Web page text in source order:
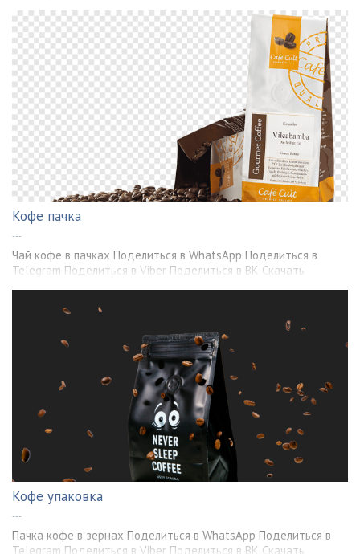
Кофе пачка
---
Чай кофе в пачках Поделиться в WhatsApp Поделиться в
Telegram Поделиться в Viber Поделиться в ВК Скачать
Кофе упаковка
---
Пачка кофе в зернах Поделиться в WhatsApp Поделиться в
Telegram Поделиться в Viber Поделиться в ВК Скачать